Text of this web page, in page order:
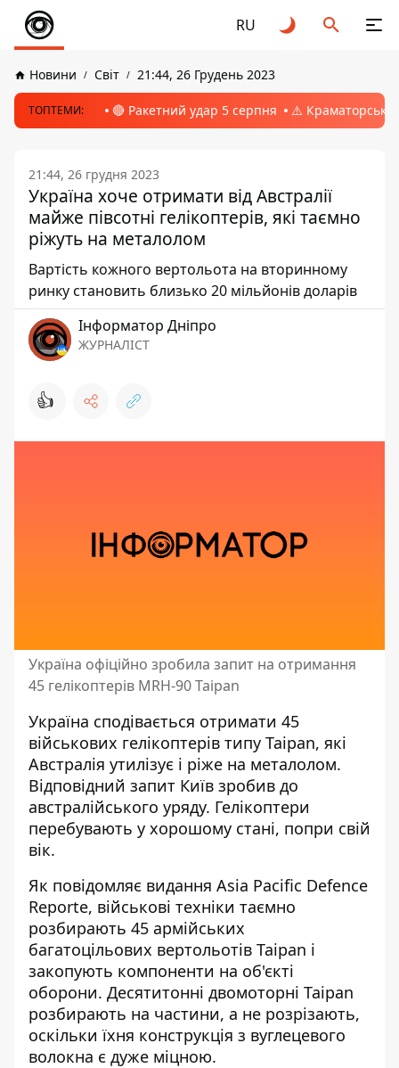
RU
Новини Світ 21:44, 26 Грудень 2023
ТОПТЕМИ: 🔴 Ракетний удар 5 серпня ⚠️ Краматорськ,
21:44, 26 грудня 2023
Україна хоче отримати від Австралії
майже півсотні гелікоптерів, які таємно
ріжуть на металолом
Вартість кожного вертольота на вторинному
ринку становить близько 20 мільйонів доларів
Інформатор Дніпро
ЖУРНАЛІСТ
👍
Україна офіційно зробила запит на отримання
45 гелікоптерів MRH-90 Taipan
Україна сподівається отримати 45
військових гелікоптерів типу Taipan, які
Австралія утилізує і ріже на металолом.
Відповідний запит Київ зробив до
австралійського уряду. Гелікоптери
перебувають у хорошому стані, попри свій
вік.
Як повідомляє видання Asia Pacific Defence
Reporte, військові техніки таємно
розбирають 45 армійських
багатоцільових вертольотів Taipan і
закопують компоненти на об'єкті
оборони. Десятитонні двомоторні Taipan
розбирають на частини, а не розрізають,
оскільки їхня конструкція з вуглецевого
волокна є дуже міцною.